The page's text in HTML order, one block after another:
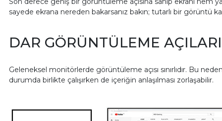
sayede ekrana nereden bakarsanız bakın; tutarlı bir görüntü
DAR GÖRÜNTÜLEME AÇILARI
Geleneksel monitörlerde görüntüleme açısı sınırlıdır. Bu
durumda birlikte çalışırken de içeriğin anlaşılması zorlaşabilir.